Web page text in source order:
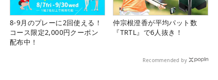
8-9月のプレーに2回使える！
コース限定2,000円クーポン
配布中！
仲宗根澄香が平均パット数
『TRTL』で6人抜き！
Recommended by